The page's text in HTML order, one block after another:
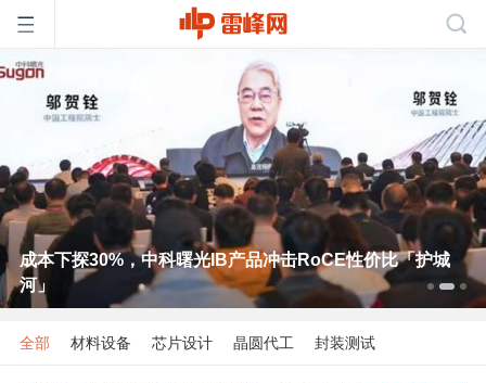
首
页
雷
成本下探30%，中科曙光IB产品冲击RoCE性价比「护城
河」
全部 材料设备 芯片设计 晶圆代工 封装测试